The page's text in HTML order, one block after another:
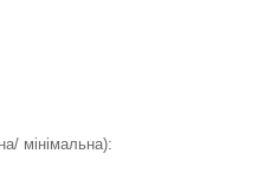
мінімальна):